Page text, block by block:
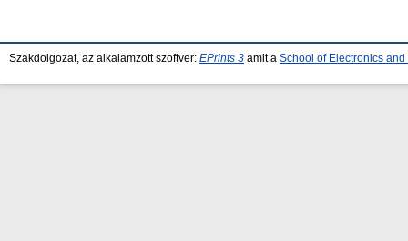
Szakdolgozat, az alkalamzott szoftver: EPrints 3 amit a School of Electronics